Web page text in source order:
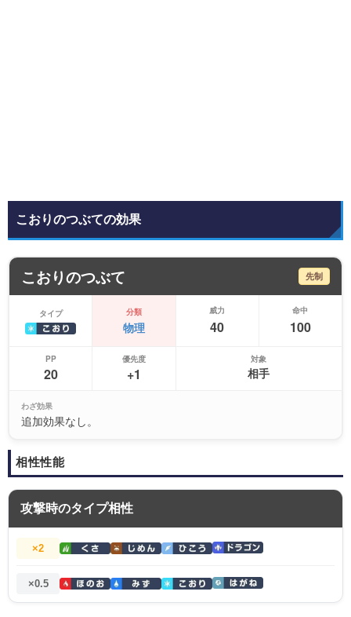
こおりのつぶての効果
こおりのつぶて 先制
タイプ 分類
物理
威力
40
命中
100
PP
20
優先度
+1
対象
相手
わざ効果
追加効果なし。
相性性能
攻撃時のタイプ相性
×2
×0.5